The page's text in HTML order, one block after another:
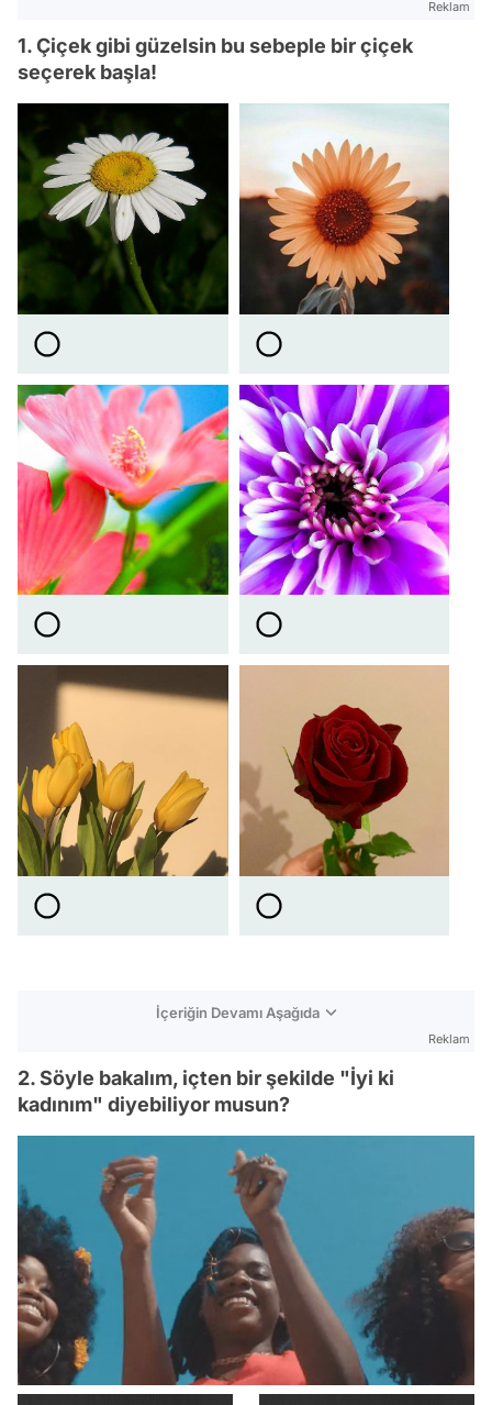
Reklam
1. Çiçek gibi güzelsin bu sebeple bir çiçek
seçerek başla!
İçeriğin Devamı Aşağıda
Reklam
2. Söyle bakalım, içten bir şekilde "İyi ki
kadınım" diyebiliyor musun?